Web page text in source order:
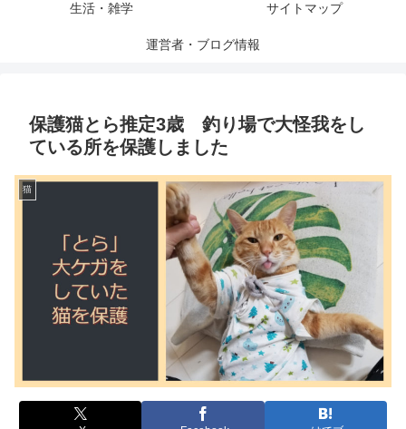
生活・雑学 サイトマップ
運営者・ブログ情報
保護猫とら推定3歳 釣り場で大怪我をし
ている所を保護しました
猫